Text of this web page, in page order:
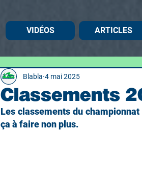
VIDÉOS ARTICLES
Classements
Blabla 4 mai 2025
Les classements du
ça à faire non plus.